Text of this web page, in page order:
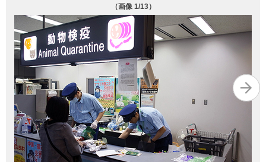
（画像 1/13）